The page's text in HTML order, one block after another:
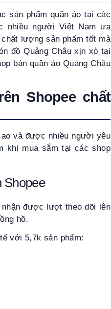
sản phẩm quần áo tại các
nhiều người Việt Nam ưa
lượng sản phẩm tốt mà
đồ Quảng Châu xịn xò tại
bán quần áo Quảng Châu
Shopee chất
và được nhiều người yêu
khi mua sắm tại các shop
Shopee
nhận được lượt theo dõi lên
hồ.
với 5,7k sản phẩm: